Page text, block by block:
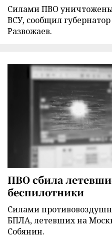
Силами ПВО
ВСУ, сообщил
Развожаев.
ПВО сбила
беспилотники
Силами
БПЛА, летевших на
Собянин.